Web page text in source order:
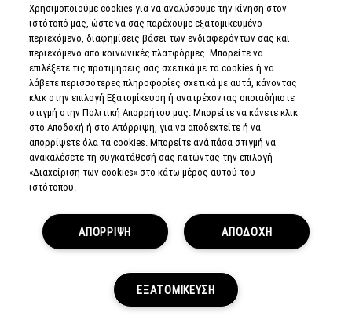
Instant Artistry / Face
THE OMBRÉ CHEEK
ΔΕΙΤΕ ΤΟ VIDEO
LIVE CHAT
Χρησιμοποιούμε cookies για να αναλύσουμε την κίνηση στον
ιστότοπό μας, ώστε να σας παρέχουμε εξατομικευμένο
περιεχόμενο, διαφημίσεις βάσει των ενδιαφερόντων σας και
περιεχόμενο από κοινωνικές πλατφόρμες. Μπορείτε να
επιλέξετε τις προτιμήσεις σας σχετικά με τα cookies ή να
λάβετε περισσότερες πληροφορίες σχετικά με αυτά, κάνοντας
κλικ στην επιλογή Εξατομίκευση ή ανατρέχοντας οποιαδήποτε
στιγμή στην Πολιτική Απορρήτου μας. Μπορείτε να κάνετε κλικ
στο Αποδοχή ή στο Απόρριψη, για να αποδεχτείτε ή να
απορρίψετε όλα τα cookies. Μπορείτε ανά πάσα στιγμή να
ανακαλέσετε τη συγκατάθεσή σας πατώντας την επιλογή
«Διαχείριση των cookies» στο κάτω μέρος αυτού του
ιστότοπου.
ΑΠΟΔΟΧΗ
ΑΠΟΡΡΙΨΗ
ΕΞΑΤΟΜΙΚΕΥΣΗ